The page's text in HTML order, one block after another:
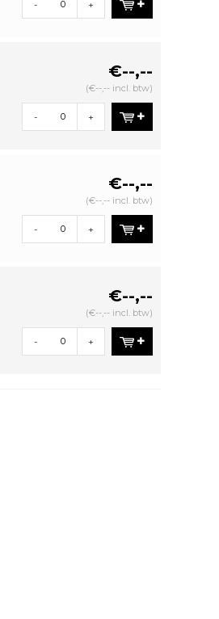
- +
€--,--
(€--,-- incl. btw)
- +
€--,--
(€--,-- incl. btw)
- +
€--,--
(€--,-- incl. btw)
- +